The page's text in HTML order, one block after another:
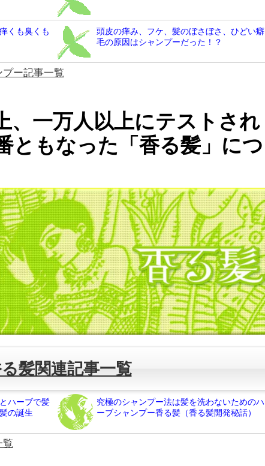
くも臭くも
頭皮の痒み、フケ、髪のぼさぼさ、ひどい癖
毛の原因はシャンプーだった！？
ー記事一覧
、一万人以上にテストされ
ともなった「香る髪」につ
髪関連記事一覧
ハーブで髪
の誕生
究極のシャンプー法は髪を洗わないためのハ
ーブシャンプー香る髪（香る髪開発秘話）
覧